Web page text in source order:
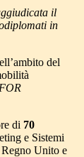
il
in
del
di 70
e Sistemi
Unito e